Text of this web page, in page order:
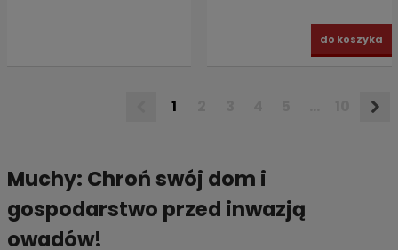
do koszyka
1
Muchy: Chroń swój dom i
gospodarstwo przed inwazją
owadów!